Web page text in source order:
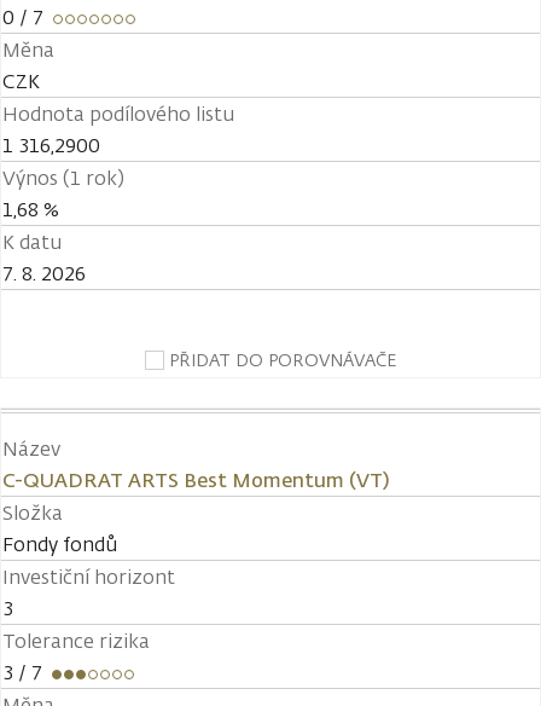
0 / 7
Měna
CZK
Hodnota podílového listu
1 316,2900
Výnos (1 rok)
1,68 %
K datu
7. 8. 2026
PŘIDAT DO POROVNÁVAČE
Název
C-QUADRAT ARTS Best Momentum (VT)
Složka
Fondy fondů
Investiční horizont
3
Tolerance rizika
3 / 7